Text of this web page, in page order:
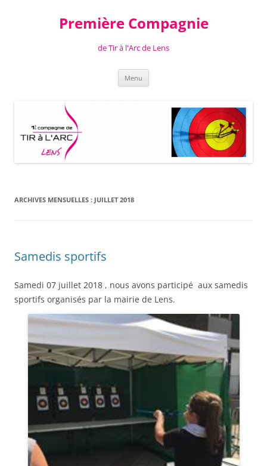
Première Compagnie
de Tir à l'Arc de Lens
Menu
ARCHIVES MENSUELLES : JUILLET 2018
Samedis sportifs
Samedi 07 juillet 2018 , nous avons participé aux samedis
sportifs organisés par la mairie de Lens.